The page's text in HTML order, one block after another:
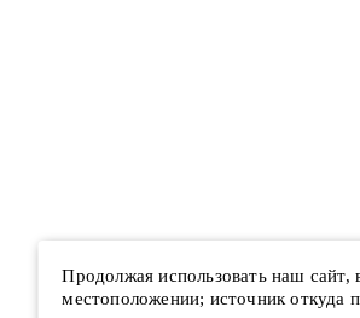
Продолжая использовать наш сайт,
местоположении; источник откуда